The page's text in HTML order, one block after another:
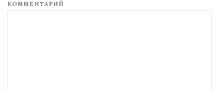
КОММЕНТАРИЙ